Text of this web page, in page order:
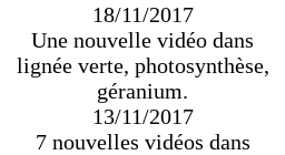
18/11/2017
Une nouvelle vidéo dans
lignée verte, photosynthèse,
géranium.
13/11/2017
7 nouvelles vidéos dans